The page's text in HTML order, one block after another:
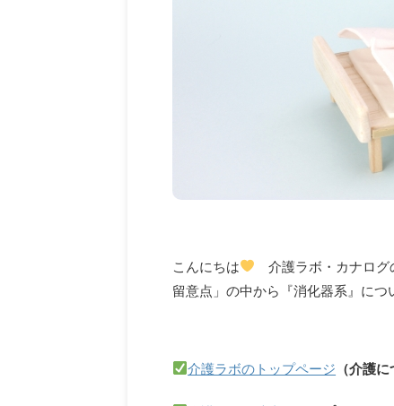
こんにちは
介護ラボ・カナログ
留意点」の中から『消化器系』につ
介護ラボのトップページ （介護